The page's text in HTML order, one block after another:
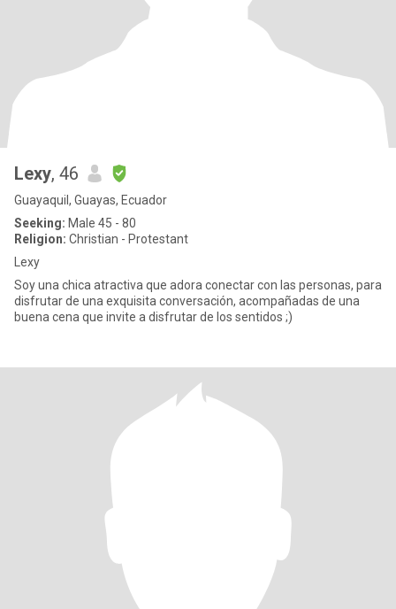
Lexy, 46
Guayaquil, Guayas, Ecuador
Seeking: Male 45 - 80
Religion: Christian - Protestant
Lexy
Soy una chica atractiva que adora conectar con las personas, para
disfrutar de una exquisita conversación, acompañadas de una
buena cena que invite a disfrutar de los sentidos ;)